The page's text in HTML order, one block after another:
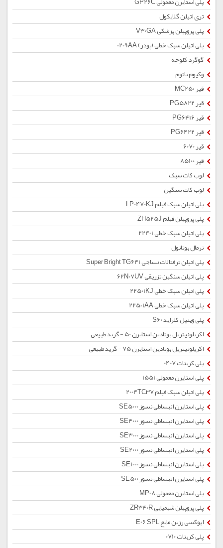
تری اتیلن گلایکول
پلی پروپیلن پزشکی V30GA
پلی اتیلن سبک خطی (پودر) 0209AA
گوگرد کلوخه
وکیوم باتوم
قیر MC250
قیر PG5822
قیر PG6416
قیر PG6422
قیر 6070
قیر 85100
لوب کات سبک
لوب کات سنگین
پلی اتیلن سبک فیلم LP0470KJ
پلی پروپیلن فیلم ZH525J
پلی اتیلن سبک خطی 22401
نرمال بوتانول
پلی اتیلن ترفتالات نساجی Super Bright TG641
پلی اتیلن سنگین تزریقی 62N07UV
پلی اتیلن سبک خطی 22501KJ
پلی اتیلن سبک خطی 22501AA
پلی وینیل کلراید S60
اکریلونیتریل بوتادین استایرن 50 - گرید طبیعی
اکریلونیتریل بوتادین استایرن 75 - گرید طبیعی
پلی کربنات 0407
پلی استایرن معمولی 1551
پلی اتیلن سبک فیلم 2004TC37
پلی استایرن انبساطی نسوز SE5000
پلی استایرن انبساطی نسوز SE4000
پلی استایرن انبساطی نسوز SE3000
پلی استایرن انبساطی نسوز SE2000
پلی استایرن انبساطی نسوز SE1000
پلی استایرن انبساطی نسوز SE500
پلی استایرن معمولی MP08
پلی پروپیلن شیمیایی ZR340R
اپوکسی رزین مایع E06 SPL
پلی کربنات 0710